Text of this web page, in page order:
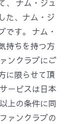
、 ナム・ジュ
た、ナム・ジ
です。 ナム・
持ちを持つ方
ンクラブにご
に限らせて頂
ービスは日本
上の条件に同
ァンクラブの